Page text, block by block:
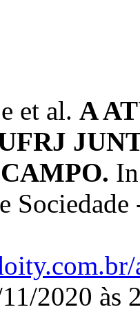
et al. A
2020 às